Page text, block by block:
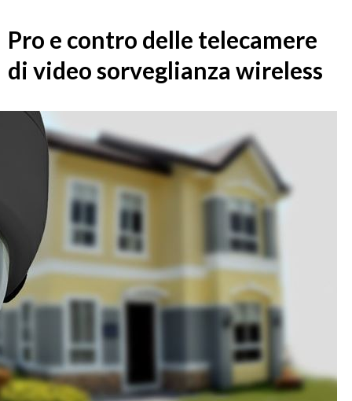
Pro e contro delle telecamere
di video sorveglianza wireless